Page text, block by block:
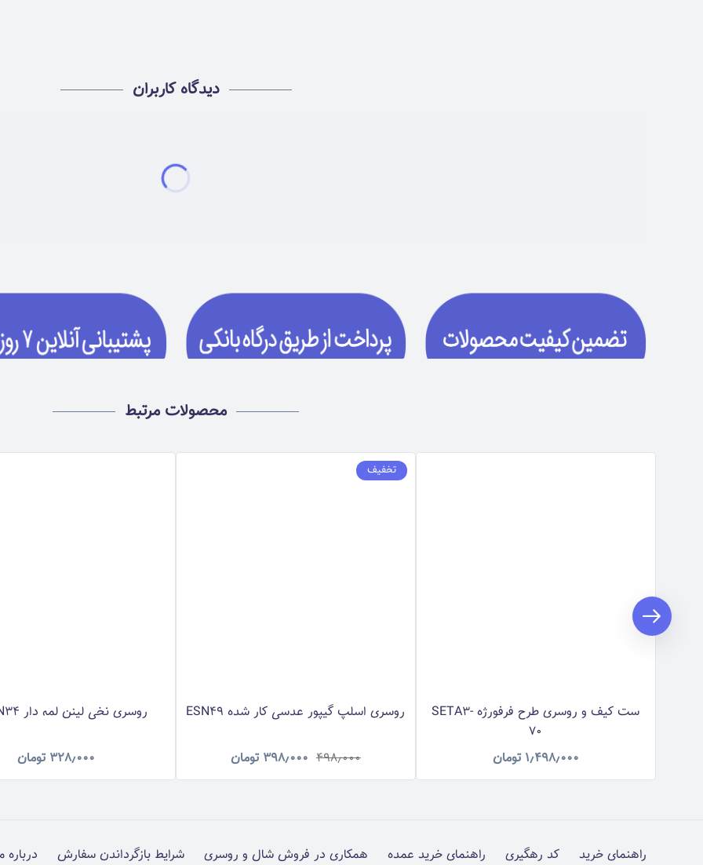
دیدگاه کاربران
محصولات مرتبط
ست کیف و روسری طرح فرفورژه SETA3-
70
۱٫۴۹۸٫۰۰۰ تومان
تخفیف
روسری اسلپ گیپور عدسی کار شده ESN49
۴۹۸٫۰۰۰ ۳۹۸٫۰۰۰ تومان
روسری نخی لینن لمه دار RNLNN34
۳۲۸٫۰۰۰ تومان
راهنمای خرید کد رهگیری راهنمای خرید عمده همکاری در فروش شال و روسری شرایط بازگرداندن سفارش درباره